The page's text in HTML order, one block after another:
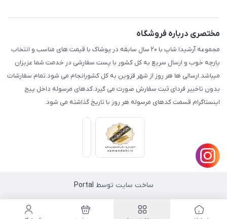
لیست محصولات
درباره ما
تماس با ما
مختصری درباره فروشگاه
مجموعه آرشیدا شاپ با ۲۰ سال سابقه در پوشاک با قیمت های مناسب و انتخاب
پارچه خوب و ارسال سریع به کل کشور با پست سفارشی در خدمت شما عزیزان
میباشد.ارسالی ها هر روز از شهر قزوین به کل کشورانجام می شود.تمام سفارشات
بدون تاخییر فردای ثبت سفارش صورت می گیرد.کدهای مرسوله داخل پیج
اینستاگرام قسمت کدهای مرسوله هر روز با تاریخ گذاشته می شود.
ساخت سایت توسط Portal